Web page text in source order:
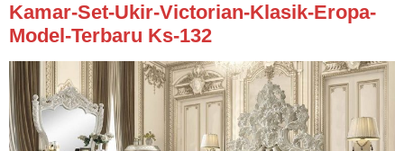
Kamar-Set-Ukir-Victorian-Klasik-Eropa-
Model-Terbaru Ks-132